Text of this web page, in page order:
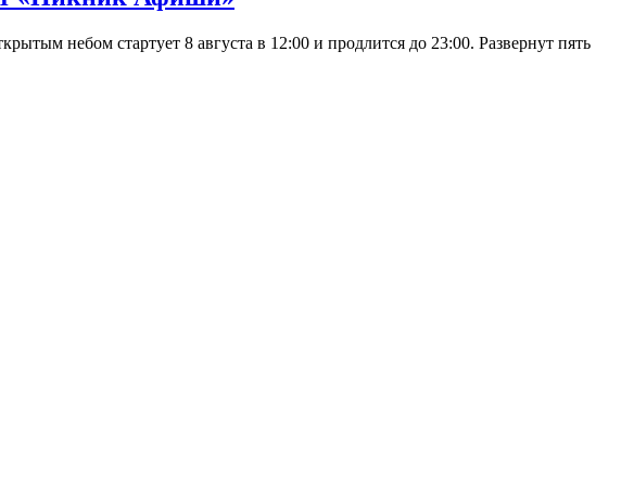
небом стартует 8 августа в 12:00 и продлится до 23:00. Развернут пять